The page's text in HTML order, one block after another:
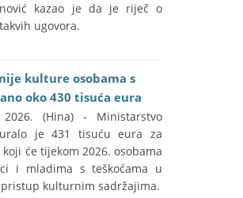
kazao je da je riječ o
ugovora.
kulture osobama s
oko 430 tisuća eura
2026. (Hina) - Ministarstvo
je 431 tisuću eura za
će tijekom 2026. osobama
i mladima s teškoćama u
kulturnim sadržajima.